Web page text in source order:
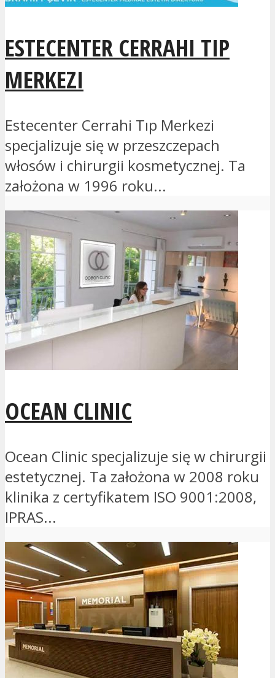
ESTECENTER CERRAHI TIP
MERKEZI
Estecenter Cerrahi Tıp Merkezi
specjalizuje się w przeszczepach
włosów i chirurgii kosmetycznej. Ta
założona w 1996 roku...
OCEAN CLINIC
Ocean Clinic specjalizuje się w chirurgii
estetycznej. Ta założona w 2008 roku
klinika z certyfikatem ISO 9001:2008,
IPRAS...